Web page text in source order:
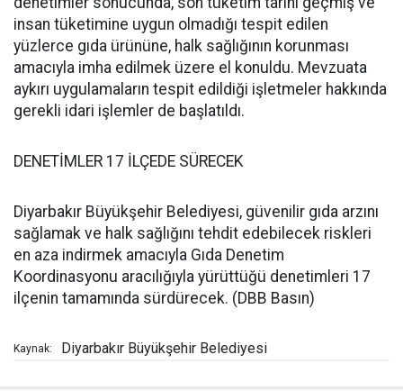
insan tüketimine uygun olmadığı tespit edilen
yüzlerce gıda ürününe, halk sağlığının korunması
amacıyla imha edilmek üzere el konuldu. Mevzuata
aykırı uygulamaların tespit edildiği işletmeler hakkında
gerekli idari işlemler de başlatıldı.
DENETİMLER 17 İLÇEDE SÜRECEK
Diyarbakır Büyükşehir Belediyesi, güvenilir gıda arzını
sağlamak ve halk sağlığını tehdit edebilecek riskleri
en aza indirmek amacıyla Gıda Denetim
Koordinasyonu aracılığıyla yürüttüğü denetimleri 17
ilçenin tamamında sürdürecek. (DBB Basın)
Kaynak: Diyarbakır Büyükşehir Belediyesi